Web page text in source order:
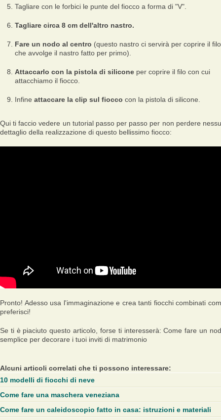
Tagliare con le forbici le punte del fiocco a forma di "V".
Tagliare circa 8 cm dell'altro nastro.
Fare un nodo al centro (questo nastro ci servirà per coprire il filo
che avvolge il nastro fatto per primo).
Attaccarlo con la pistola di silicone per coprire il filo con cui
attacchiamo il fiocco.
Infine attaccare la clip sul fiocco con la pistola di silicone.
Qui ti faccio vedere un tutorial passo per passo per non perdere
dettaglio della realizzazione di questo bellissimo fiocco:
Pronto! Adesso usa l'immaginazione e crea tanti fiocchi combinati
preferisci!
Se ti è piaciuto questo articolo, forse ti interesserà: Come fare un
semplice per decorare i tuoi inviti di matrimonio
Alcuni articoli correlati che ti possono interessare:
10 modelli di fiocchi di neve
Come fare una maschera veneziana
Come fare un caleidoscopio fatto in casa: istruzioni e materiali